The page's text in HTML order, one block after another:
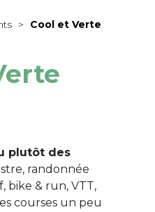
> Cool et Verte
plutôt des
randonnée
bike & run, VTT,
courses un peu